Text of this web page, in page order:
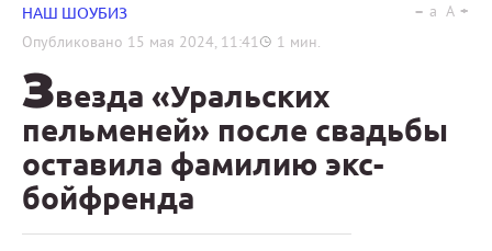
НАШ ШОУБИЗ
Опубликовано 15 мая 2024, 11:41 1 мин.
a A
Звезда «Уральских
пельменей» после свадьбы
оставила фамилию экс-
бойфренда